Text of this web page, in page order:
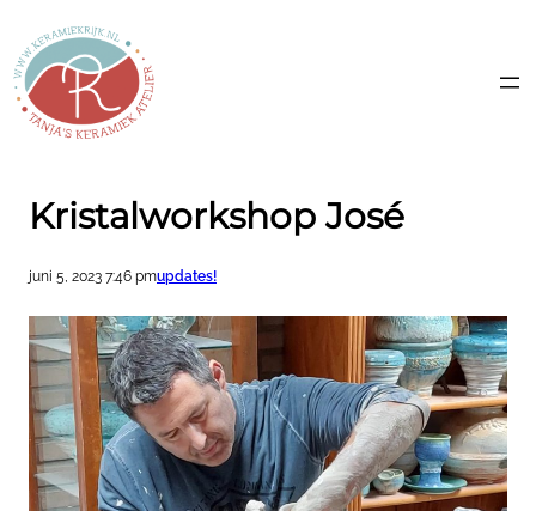
de
inhoud
Kristalworkshop José
juni 5, 2023 7:46 pmupdates!